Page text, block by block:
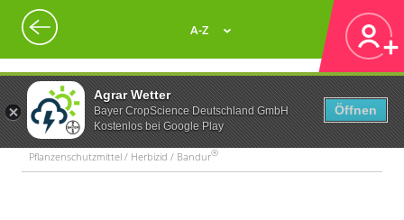
Agrar Wetter
Bayer CropScience Deutschland GmbH
Kostenlos bei Google Play
Öffnen
A-Z
Pflanzenschutzmittel / Herbizid / Bandur®